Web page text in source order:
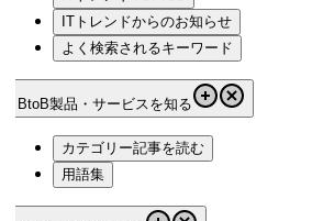
ITトレンドからのお知らせ
よく検索されるキーワード
BtoB製品・サービスを知る
カテゴリー記事を読む
用語集